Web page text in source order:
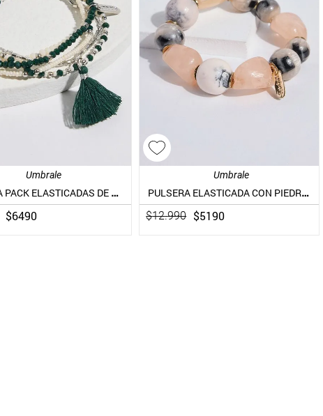
Umbrale
PULSERA PACK ELASTICADAS DE MOSTACILLAS
$6490
Umbrale
PULSERA ELASTICADA CON PIEDRAS DE RESINA
$12.990 $5190